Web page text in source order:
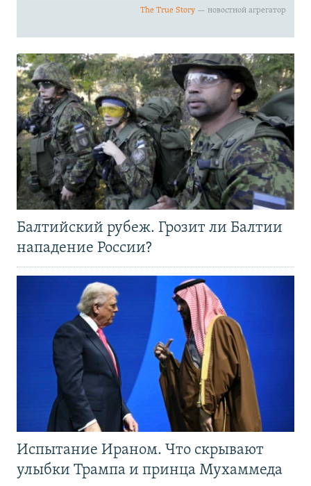
Балтийский рубеж. Грозит ли Балтии
нападение России?
Испытание Ираном. Что скрывают
улыбки Трампа и принца Мухаммеда